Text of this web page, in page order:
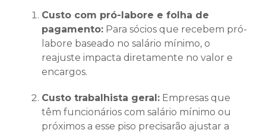
Custo com pró-labore e folha de
pagamento: Para sócios que recebem pró-
labore baseado no salário mínimo, o
reajuste impacta diretamente no valor e
encargos.
Custo trabalhista geral: Empresas que
têm funcionários com salário mínimo ou
próximos a esse piso precisarão ajustar a